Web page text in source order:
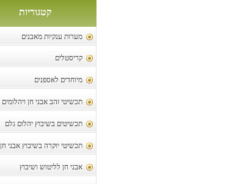
קטגוריות
מערות ענקיות מאבנים
קריסטלים
מיוחדים לאספנים
תכשיטי זהב אבני חן ויהלומים
תכשיטים בשיבוץ יהלום גלם
תכשיטי יוקרה בשיבוץ אבני חן
אבני חן לליטוש ושיבוץ